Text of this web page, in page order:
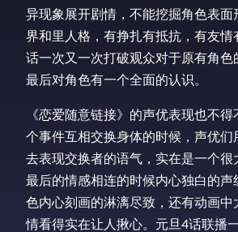
异现象展开剧情，不能挖掘角色表面
界和里人格，有挣扎有抵抗，有友情
话一次又一次打破观众对于原有角色
最后对角色有一个全面的认识。
《恋爱随意链接》的声优表现也不
个事件互相交换身体的时候，声优们
去表现交换者的语气，实在是一个很
最后的情感相连的时候内心独白的声
色内心刻画的淋漓尽致，还有动画中
情看得实在让人揪心。元旦4话联播